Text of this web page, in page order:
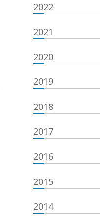
2022
2021
2020
2019
2018
2017
2016
2015
2014